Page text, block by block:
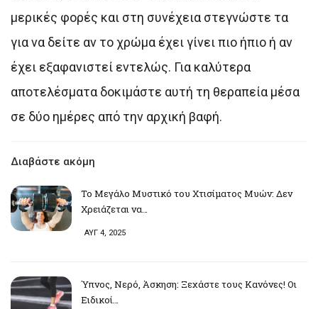
μερικές φορές και στη συνέχεια στεγνώστε τα
για να δείτε αν το χρώμα έχει γίνει πιο ήπιο ή αν
έχει εξαφανιστεί εντελώς. Για καλύτερα
αποτελέσματα δοκιμάστε αυτή τη θεραπεία μέσα
σε δύο ημέρες από την αρχική βαφή.
Διαβάστε ακόμη
Το Μεγάλο Μυστικό του Χτισίματος Μυών: Δεν
Χρειάζεται να…
ΑΥΓ 4, 2025
Ύπνος, Νερό, Άσκηση: Ξεχάστε τους Κανόνες! Οι
Ειδικοί…